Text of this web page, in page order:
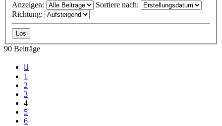
Anzeigen:
Sortiere nach:
Richtung:
90 Beiträge
1
2
3
4
5
6